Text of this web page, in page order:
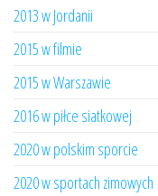
2013 w Jordanii
2015 w filmie
2015 w Warszawie
2016 w piłce siatkowej
2020 w polskim sporcie
2020 w sportach zimowych